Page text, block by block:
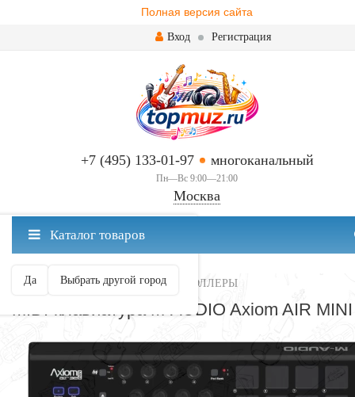
Полная версия сайта
Вход Регистрация
+7 (495) 133-01-97 многоканальный
Пн—Вс 9:00—21:00
Москва
Москва ваш город?
Да Выбрать другой город
Каталог товаров
МИДИ-КЛАВИАТУРЫ И КОНТРОЛЛЕРЫ
MIDI-клавиатура M-AUDIO Axiom AIR